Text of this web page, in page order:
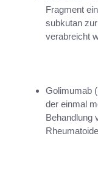
Fragment
subkutan
verabreicht
Golimumab
der einmal
Behandlung